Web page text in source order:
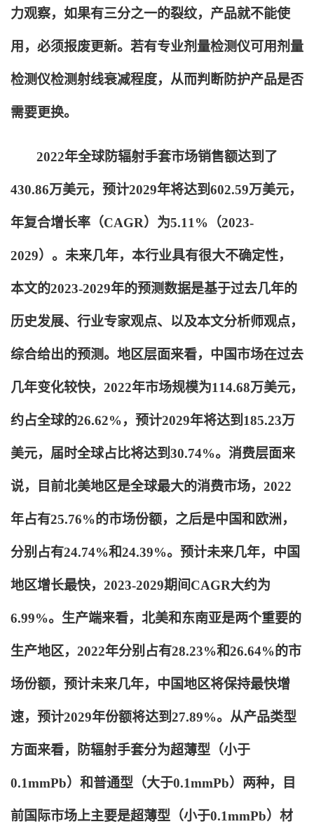
力观察，如果有三分之一的裂纹，产品就不能使
用，必须报废更新。若有专业剂量检测仪可用剂量
检测仪检测射线衰减程度，从而判断防护产品是否
需要更换。
2022年全球防辐射手套市场销售额达到了
430.86万美元，预计2029年将达到602.59万美元，
年复合增长率（CAGR）为5.11%（2023-
2029）。未来几年，本行业具有很大不确定性，
本文的2023-2029年的预测数据是基于过去几年的
历史发展、行业专家观点、以及本文分析师观点，
综合给出的预测。地区层面来看，中国市场在过去
几年变化较快，2022年市场规模为114.68万美元，
约占全球的26.62%，预计2029年将达到185.23万
美元，届时全球占比将达到30.74%。消费层面来
说，目前北美地区是全球最大的消费市场，2022
年占有25.76%的市场份额，之后是中国和欧洲，
分别占有24.74%和24.39%。预计未来几年，中国
地区增长最快，2023-2029期间CAGR大约为
6.99%。生产端来看，北美和东南亚是两个重要的
生产地区，2022年分别占有28.23%和26.64%的市
场份额，预计未来几年，中国地区将保持最快增
速，预计2029年份额将达到27.89%。从产品类型
方面来看，防辐射手套分为超薄型（小于
0.1mmPb）和普通型（大于0.1mmPb）两种，目
前国际市场上主要是超薄型（小于0.1mmPb）材